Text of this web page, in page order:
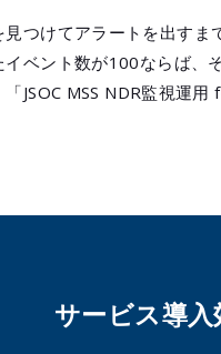
つけてアラートを出す
ベント数が100ならば
JSOC MSS NDR監視運
サービス導入